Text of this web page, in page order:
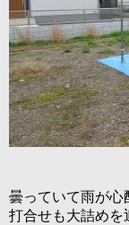
曇っていて雨が心
打合せも大詰めを